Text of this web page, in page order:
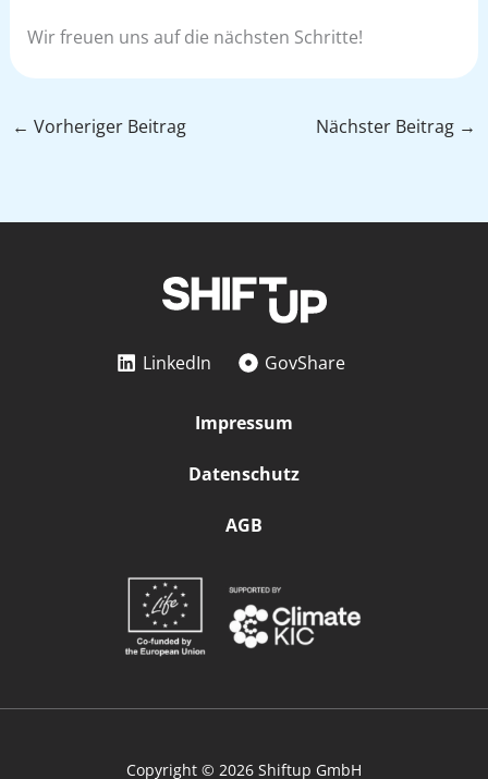
Wir freuen uns auf die nächsten Schritte!
← Vorheriger Beitrag Nächster Beitrag →
LinkedIn GovShare
Impressum
Datenschutz
AGB
Copyright © 2026 Shiftup GmbH